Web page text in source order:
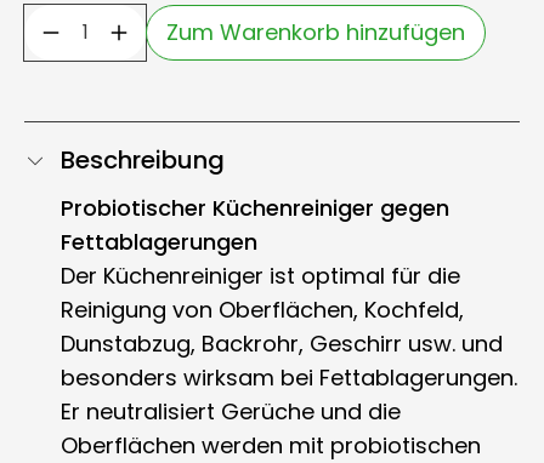
Zum Warenkorb hinzufügen
Beschreibung
Probiotischer Küchenreiniger gegen
Fettablagerungen
Der Küchenreiniger ist optimal für die
Reinigung von Oberflächen, Kochfeld,
Dunstabzug, Backrohr, Geschirr usw. und
besonders wirksam bei Fettablagerungen.
Er neutralisiert Gerüche und die
Oberflächen werden mit probiotischen